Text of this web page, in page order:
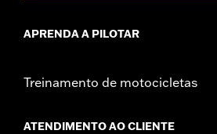
APRENDA A PILOTAR
Treinamento de motocicletas
ATENDIMENTO AO CLIENTE